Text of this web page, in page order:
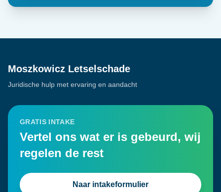
Moszkowicz Letselschade
Juridische hulp met ervaring en aandacht
GRATIS INTAKE
Vertel ons wat er is gebeurd, wij
regelen de rest
Naar intakeformulier